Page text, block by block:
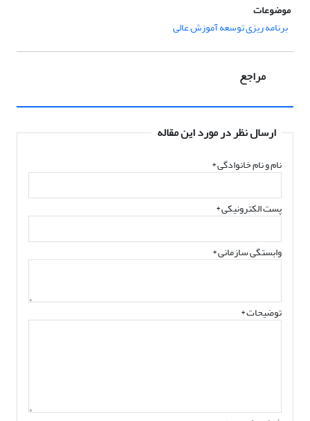
موضوعات
برنامه ریزی توسعه آموزش عالی
مراجع
ارسال نظر در مورد این مقاله
نام و نام خانوادگی*
پست الکترونیکی*
وابستگی سازمانی *
توضیحات *